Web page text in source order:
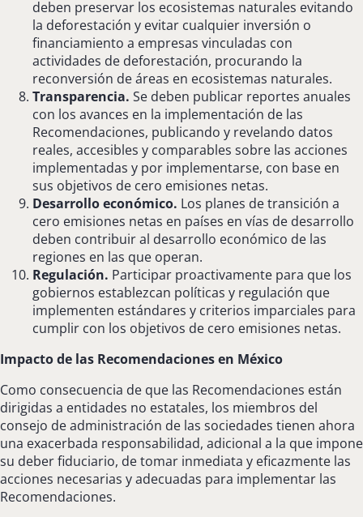
deben preservar los ecosistemas naturales evitando
la deforestación y evitar cualquier inversión o
financiamiento a empresas vinculadas con
actividades de deforestación, procurando la
reconversión de áreas en ecosistemas naturales.
Transparencia. Se deben publicar reportes anuales
con los avances en la implementación de las
Recomendaciones, publicando y revelando datos
reales, accesibles y comparables sobre las acciones
implementadas y por implementarse, con base en
sus objetivos de cero emisiones netas.
Desarrollo económico. Los planes de transición a
cero emisiones netas en países en vías de desarrollo
deben contribuir al desarrollo económico de las
regiones en las que operan.
Regulación. Participar proactivamente para que los
gobiernos establezcan políticas y regulación que
implementen estándares y criterios imparciales para
cumplir con los objetivos de cero emisiones netas.
Impacto de las Recomendaciones en México
Como consecuencia de que las Recomendaciones están
dirigidas a entidades no estatales, los miembros del
consejo de administración de las sociedades tienen ahora
una exacerbada responsabilidad, adicional a la que impone
su deber fiduciario, de tomar inmediata y eficazmente las
acciones necesarias y adecuadas para implementar las
Recomendaciones.